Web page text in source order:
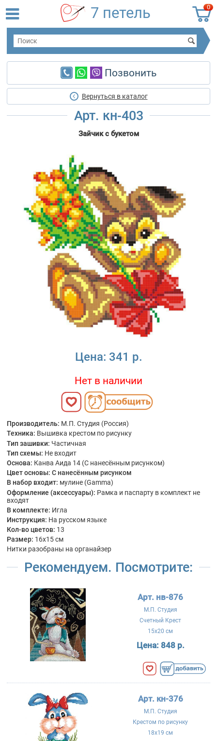
0
7 петель
Позвонить
Вернуться в каталог
Арт. кн-403
Зайчик с букетом
Цена: 341 р.
Нет в наличии
Производитель: М.П. Студия (Россия)
Техника: Вышивка крестом по рисунку
Тип зашивки: Частичная
Тип схемы: Не входит
Основа: Канва Аида 14 (С нанесённым рисунком)
Цвет основы: С нанесённым рисунком
В набор входит: мулине (Gamma)
Оформление (аксессуары): Рамка и паспарту в комплект не
входят
В комплекте: Игла
Инструкция: На русском языке
Кол-во цветов: 13
Размер: 16x15 см
Нитки разобраны на органайзер
Рекомендуем. Посмотрите:
Арт. нв-876
М.П. Студия
Счетный Крест
15x20 см
Цена: 848 р.
Арт. кн-376
М.П. Студия
Крестом по рисунку
18x19 см